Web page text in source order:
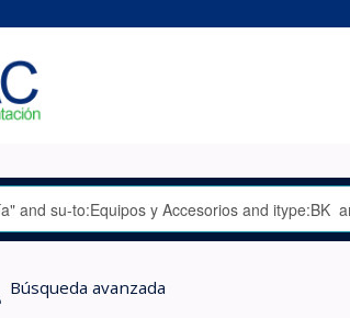
Búsqueda avanzada